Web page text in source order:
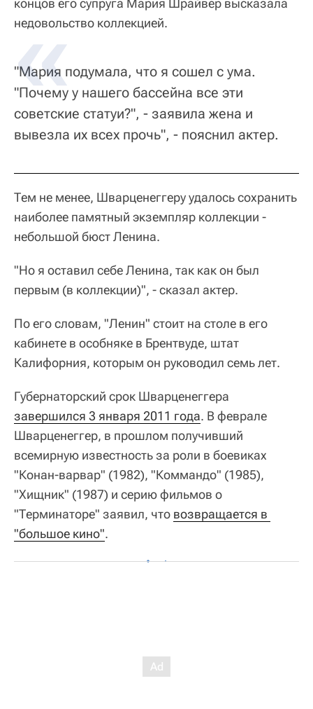
концов его супруга Мария Шрайвер высказала
недовольство коллекцией.
"Мария подумала, что я сошел с ума.
"Почему у нашего бассейна все эти
советские статуи?", - заявила жена и
вывезла их всех прочь", - пояснил актер.
Тем не менее, Шварценеггеру удалось сохранить
наиболее памятный экземпляр коллекции -
небольшой бюст Ленина.
"Но я оставил себе Ленина, так как он был
первым (в коллекции)", - сказал актер.
По его словам, "Ленин" стоит на столе в его
кабинете в особняке в Брентвуде, штат
Калифорния, которым он руководил семь лет.
Губернаторский срок Шварценеггера
завершился 3 января 2011 года. В феврале
Шварценеггер, в прошлом получивший
всемирную известность за роли в боевиках
"Конан-варвар" (1982), "Коммандо" (1985),
"Хищник" (1987) и серию фильмов о
"Терминаторе" заявил, что возвращается в
"большое кино".